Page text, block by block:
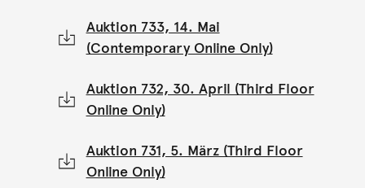
Auktion 733, 14. Mai
(Contemporary Online Only)
Auktion 732, 30. April (Third Floor
Online Only)
Auktion 731, 5. März (Third Floor
Online Only)